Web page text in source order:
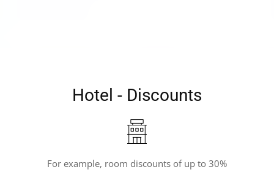
Hotel - Discounts
For example, room discounts of up to 30%